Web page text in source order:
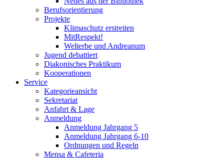
Berufsorientierung
Projekte
Klimaschutz erstreiten
MitRespekt!
Welterbe und Andreanum
Jugend debattiert
Diakonisches Praktikum
Kooperationen
Service
Kategorieansicht
Sekretariat
Anfahrt & Lage
Anmeldung
Anmeldung Jahrgang 5
Anmeldung Jahrgang 6-10
Ordnungen und Regeln
Mensa & Cafeteria